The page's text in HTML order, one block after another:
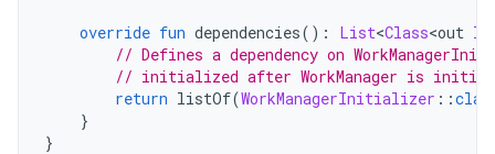
override fun dependencies(): List<Class<out
// Defines a dependency on
// initialized after WorkManager is
return listOf(WorkManagerInitializer ::
}
}